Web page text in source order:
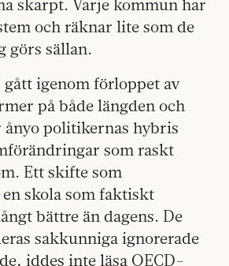
skarpt. Varje kommun har
och räknar lite som de
görs sällan.
gått igenom förloppet av
på både längden och
politikernas hybris
som raskt
Ett skifte som
skola som faktiskt
bättre än dagens. De
sakkunniga ignorerade
iddes inte läsa OECD-